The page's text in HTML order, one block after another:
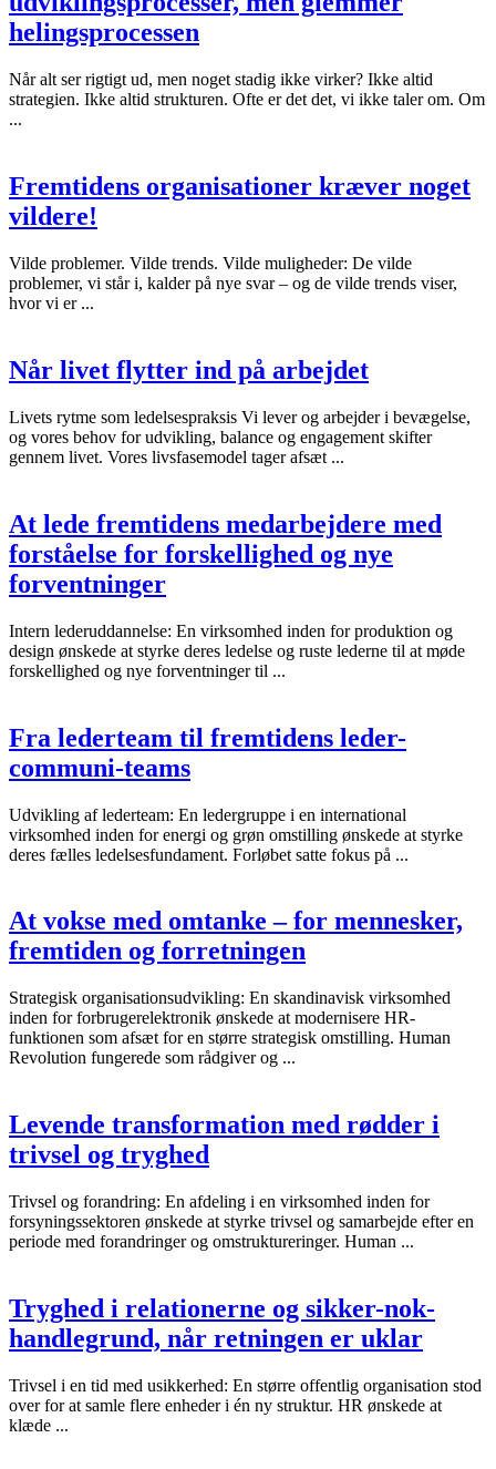
helingsprocessen
Når alt ser rigtigt ud, men noget stadig ikke virker? Ikke altid
strategien. Ikke altid strukturen. Ofte er det det, vi ikke taler om. Om
...
Fremtidens organisationer kræver noget
vildere!
Vilde problemer. Vilde trends. Vilde muligheder: De vilde
problemer, vi står i, kalder på nye svar – og de vilde trends viser,
hvor vi er ...
Når livet flytter ind på arbejdet
Livets rytme som ledelsespraksis Vi lever og arbejder i bevægelse,
og vores behov for udvikling, balance og engagement skifter
gennem livet. Vores livsfasemodel tager afsæt ...
At lede fremtidens medarbejdere med
forståelse for forskellighed og nye
forventninger
Intern lederuddannelse: En virksomhed inden for produktion og
design ønskede at styrke deres ledelse og ruste lederne til at møde
forskellighed og nye forventninger til ...
Fra lederteam til fremtidens leder-
communi-teams
Udvikling af lederteam: En ledergruppe i en international
virksomhed inden for energi og grøn omstilling ønskede at styrke
deres fælles ledelsesfundament. Forløbet satte fokus på ...
At vokse med omtanke – for mennesker,
fremtiden og forretningen
Strategisk organisationsudvikling: En skandinavisk virksomhed
inden for forbrugerelektronik ønskede at modernisere HR-
funktionen som afsæt for en større strategisk omstilling. Human
Revolution fungerede som rådgiver og ...
Levende transformation med rødder i
trivsel og tryghed
Trivsel og forandring: En afdeling i en virksomhed inden for
forsyningssektoren ønskede at styrke trivsel og samarbejde efter en
periode med forandringer og omstruktureringer. Human ...
Tryghed i relationerne og sikker-nok-
handlegrund, når retningen er uklar
Trivsel i en tid med usikkerhed: En større offentlig organisation stod
over for at samle flere enheder i én ny struktur. HR ønskede at
klæde ...